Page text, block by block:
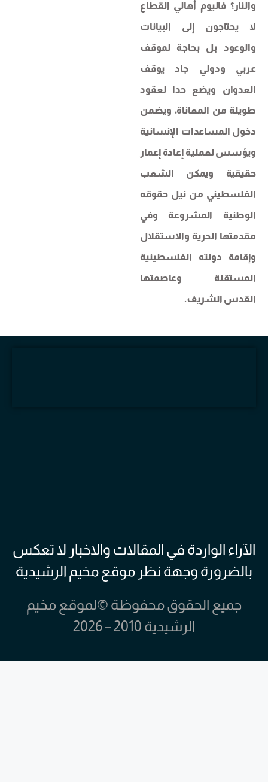
والنار؟ فاليوم أهالي القطاع
لا يحتاجون إلى البيانات
والوعود بل بحاجة لموقف
عربي ودولي جاد يوقف
العدوان ويضع حدا لعقود
طويلة من المعاناة، ويضمن
دخول المساعدات الإنسانية
ويؤسس لعملية إعادة إعمار
حقيقية ويمكن الشعب
الفلسطيني من نيل حقوقه
الوطنية المشروعة وفي
مقدمتها الحرية والاستقلال
وإقامة دولته الفلسطينية
المستقلة وعاصمتها
القدس الشريف.
الآراء الواردة في المقالات والاخبار لا تعكس
بالضرورة وجهة نظر موقع مخيم الرشيدية
جميع الحقوق محفوظة ©لموقع مخيم
الرشيدية 2010 – 2026